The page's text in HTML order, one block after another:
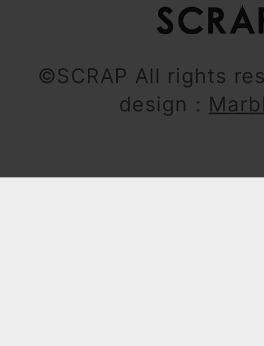
©SCRAP All rights
design：